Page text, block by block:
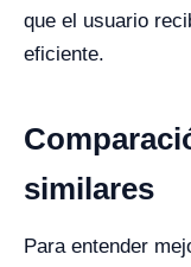
que el usuario
eficiente.
similares
Para entender